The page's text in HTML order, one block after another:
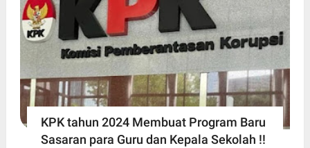
KPK tahun 2024 Membuat Program Baru
Sasaran para Guru dan Kepala Sekolah !!